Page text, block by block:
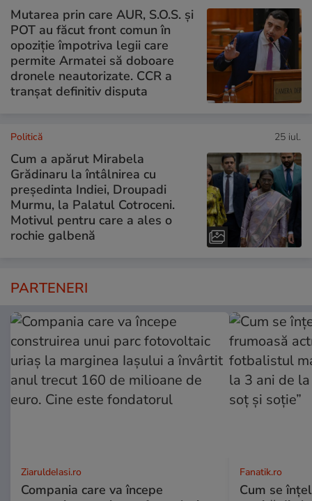
Mutarea prin care AUR, S.O.S. și
POT au făcut front comun în
opoziție împotriva legii care
permite Armatei să doboare
dronele neautorizate. CCR a
tranșat definitiv disputa
Politică 25 iul.
Cum a apărut Mirabela
Grădinaru la întâlnirea cu
președinta Indiei, Droupadi
Murmu, la Palatul Cotroceni.
Motivul pentru care a ales o
rochie galbenă
PARTENERI
ZiaruldeIasi.ro
Compania care va începe
Fanatik.ro
Cum se